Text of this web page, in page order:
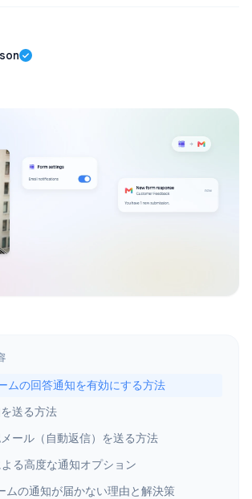
ムの回答通知を有効にする方法
送る方法
ール（自動返信）を送る方法
る高度な通知オプション
ムの通知が届かない理由と解決策